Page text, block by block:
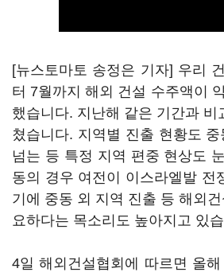
[뉴스토마토 송정은 기자] 우리
터 7월까지 해외 건설 수주액이
했습니다. 지난해 같은 기간과 비
쳤습니다. 지역별 진출 현황도
넘는 등 특정 지역 편중 현상도
동의 경우 여전이 이스라엘발 전
기에 중동 외 지역 진출 등 해외
요하다는 목소리도 높아지고 있
4일 해외건설협회에 따르면 올